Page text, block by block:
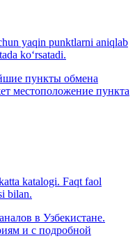
yaqin punktlarni aniqlab
ko‘rsatadi.
пункты обмена
местоположение пункта
katalogi. Faqt faol
bilan.
в Узбекистане.
и с подробной